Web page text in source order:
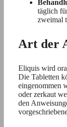
täglich
zweimal
Art der
Eliquis wird
Die Tabletten
eingenommen
oder zerkaut
den